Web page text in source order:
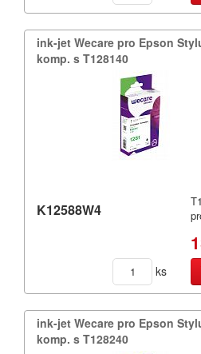
Textilní stuhy
Kazety pro reg. pokladny a
Ostatní
ink-​jet Wecare pro Epson
komp.​ s T128140
K12588W4
ks
ink-​jet Wecare pro Epson
komp.​ s T128240